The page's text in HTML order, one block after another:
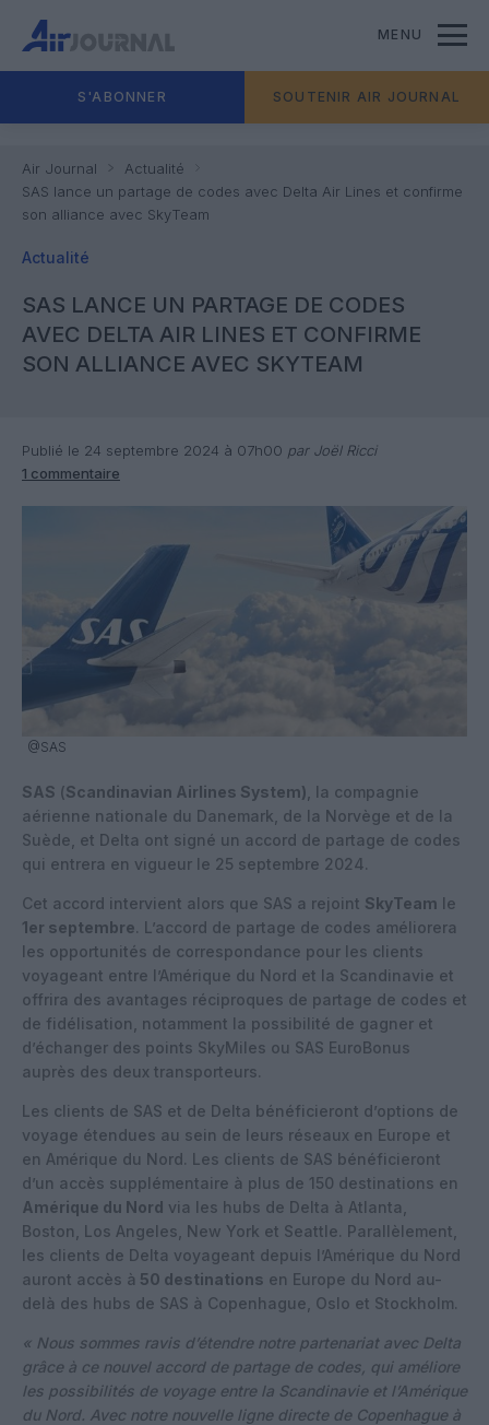
MENU
S'ABONNER SOUTENIR AIR JOURNAL
Air Journal
Actualité
SAS lance un partage de codes avec Delta Air Lines et confirme
son alliance avec SkyTeam
Actualité
SAS LANCE UN PARTAGE DE CODES
AVEC DELTA AIR LINES ET CONFIRME
SON ALLIANCE AVEC SKYTEAM
Publié le 24 septembre 2024 à 07h00 par Joël Ricci
1 commentaire
@SAS
SAS (Scandinavian Airlines System) , la compagnie
aérienne nationale du Danemark, de la Norvège et de la
Suède, et Delta ont signé un accord de partage de codes
qui entrera en vigueur le 25 septembre 2024.
Cet accord intervient alors que SAS a rejoint SkyTeam le
1er septembre. L’accord de partage de codes améliorera
les opportunités de correspondance pour les clients
voyageant entre l’Amérique du Nord et la Scandinavie et
offrira des avantages réciproques de partage de codes et
de fidélisation, notamment la possibilité de gagner et
d’échanger des points SkyMiles ou SAS EuroBonus
auprès des deux transporteurs.
Les clients de SAS et de Delta bénéficieront d’options de
voyage étendues au sein de leurs réseaux en Europe et
en Amérique du Nord. Les clients de SAS bénéficieront
d’un accès supplémentaire à plus de 150 destinations en
Amérique du Nord via les hubs de Delta à Atlanta,
Boston, Los Angeles, New York et Seattle. Parallèlement,
les clients de Delta voyageant depuis l’Amérique du Nord
auront accès à 50 destinations en Europe du Nord au-
delà des hubs de SAS à Copenhague, Oslo et Stockholm.
« Nous sommes ravis d’étendre notre partenariat avec Delta
grâce à ce nouvel accord de partage de codes, qui améliore
les possibilités de voyage entre la Scandinavie et l’Amérique
du Nord. Avec notre nouvelle ligne directe de Copenhague à